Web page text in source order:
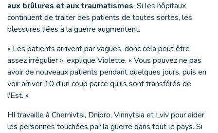
aux brûlures et aux traumatismes. Si les hôpitaux
continuent de traiter des patients de toutes sortes, les
blessures liées à la guerre augmentent.
« Les patients arrivent par vagues, donc cela peut être
assez irrégulier », explique Violette. « Vous pouvez ne pas
avoir de nouveaux patients pendant quelques jours, puis en
voir arriver 10 d'un coup parce qu'ils sont transférés de
l'Est. »
HI travaille à Chernivtsi, Dnipro, Vinnytsia et Lviv pour aider
les personnes touchées par la guerre dans tout le pays. Si